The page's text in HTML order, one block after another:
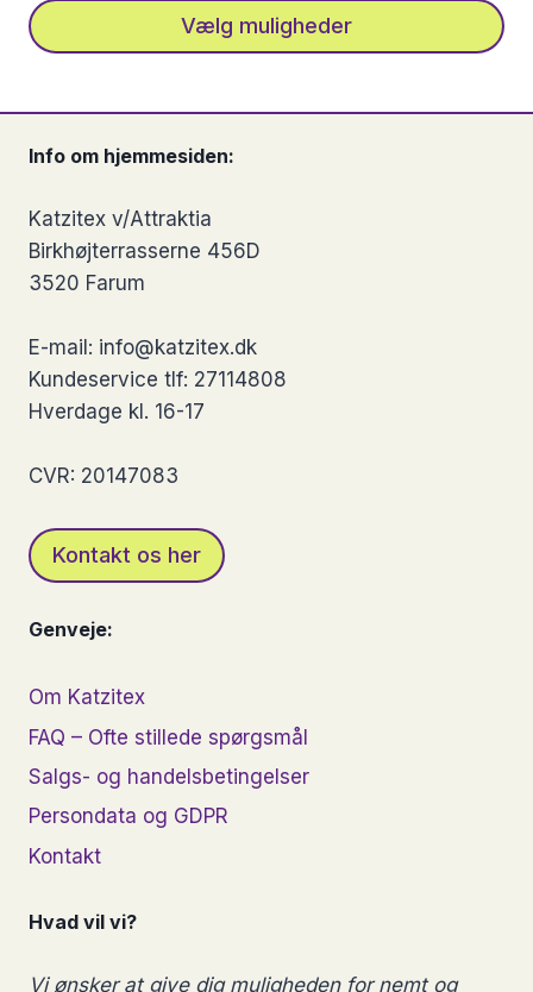
varesiden
Vælg muligheder
flere
Mulighederne
kan
vælges
varesiden
Info om hjemmesiden:
Katzitex v/Attraktia
Birkhøjterrasserne 456D
3520 Farum
E-mail: info@katzitex.dk
Kundeservice tlf: 27114808
Hverdage kl. 16-17
CVR: 20147083
Kontakt os her
Genveje:
Om Katzitex
FAQ – Ofte stillede spørgsmål
Salgs- og handelsbetingelser
Persondata og GDPR
Kontakt
Hvad vil vi?
Vi ønsker at give dig muligheden for nemt og